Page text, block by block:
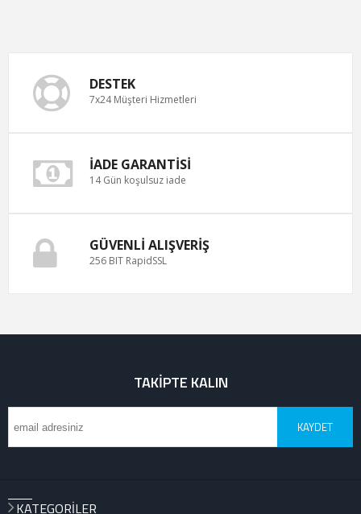
DESTEK
7x24 Müşteri Hizmetleri
İADE GARANTISI
14 Gün koşulsuz iade
GÜVENLI ALIŞVERIŞ
256 BIT RapidSSL
TAKIPTE KALIN
KAYDET
KATEGORILER